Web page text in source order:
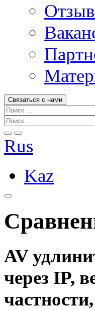
Связаться с нами
Rus
Kaz
AV
через IP,